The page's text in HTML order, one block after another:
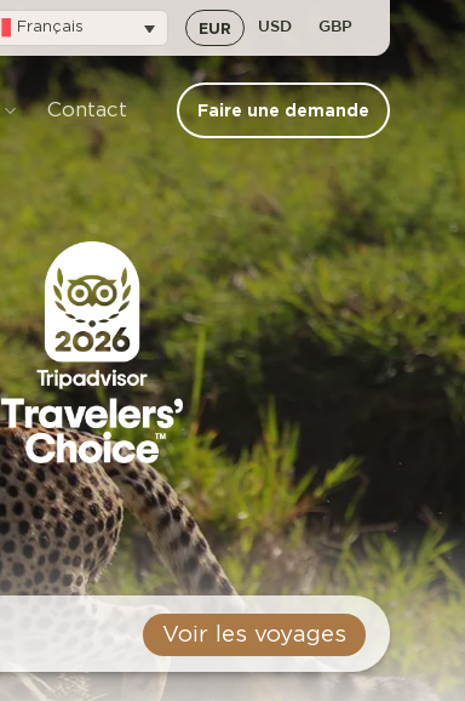
Français EUR USD GBP
Contact Faire une demande
Voir les voyages